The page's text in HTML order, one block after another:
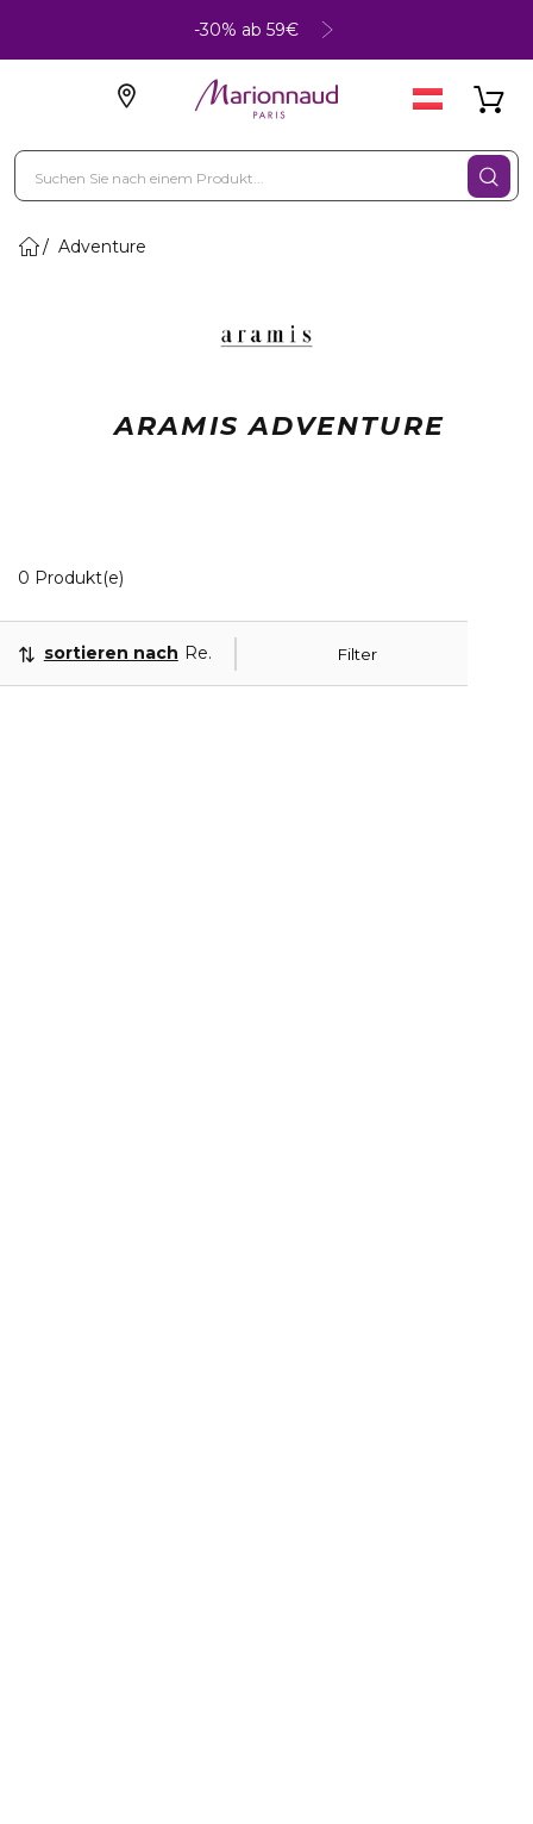
-30% ab 59€
Adventure
ARAMIS ADVENTURE
0 Produkt(e)
Filter
sortieren nach Relevanz